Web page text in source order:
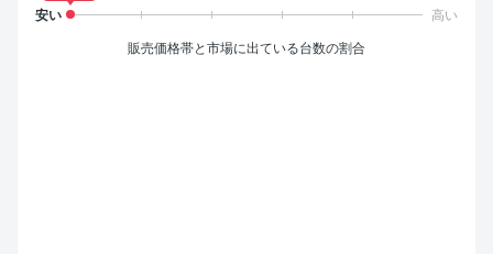
販売価格帯と市場に出ている台数の割合